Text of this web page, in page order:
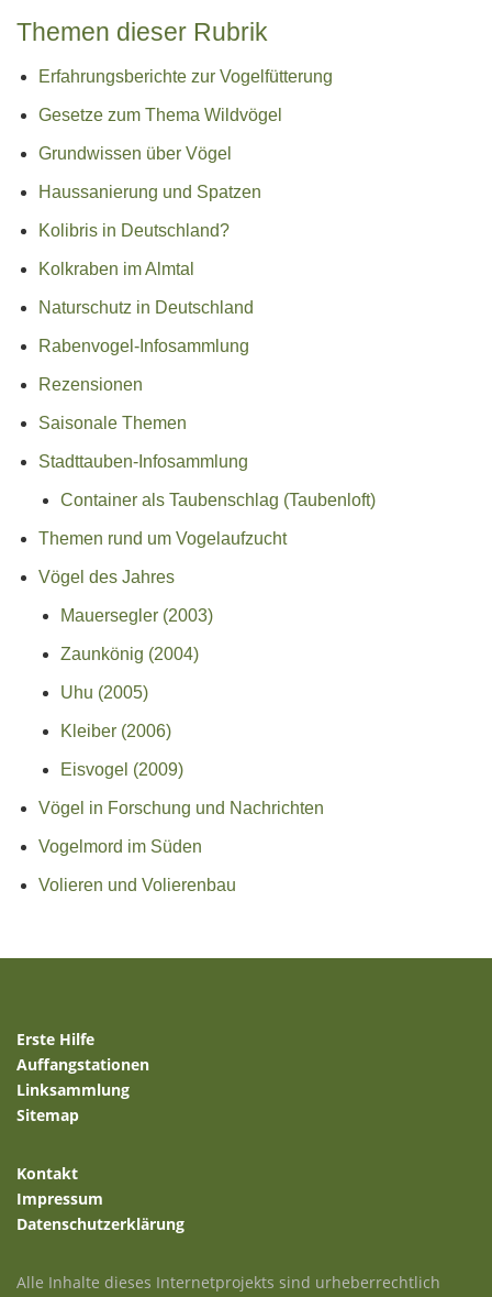
Themen dieser Rubrik
Erfahrungsberichte zur Vogelfütterung
Gesetze zum Thema Wildvögel
Grundwissen über Vögel
Haussanierung und Spatzen
Kolibris in Deutschland?
Kolkraben im Almtal
Naturschutz in Deutschland
Rabenvogel-Infosammlung
Rezensionen
Saisonale Themen
Stadttauben-Infosammlung
Container als Taubenschlag (Taubenloft)
Themen rund um Vogelaufzucht
Vögel des Jahres
Mauersegler (2003)
Zaunkönig (2004)
Uhu (2005)
Kleiber (2006)
Eisvogel (2009)
Vögel in Forschung und Nachrichten
Vogelmord im Süden
Volieren und Volierenbau
Erste Hilfe
Auffangstationen
Linksammlung
Sitemap
Kontakt
Impressum
Datenschutzerklärung
Alle Inhalte dieses Internetprojekts sind urheberrechtlich